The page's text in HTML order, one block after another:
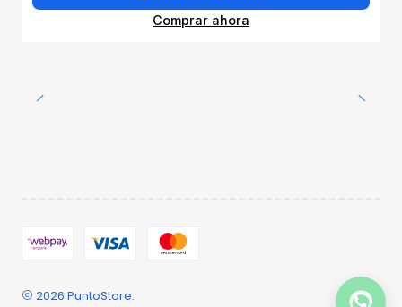
Comprar ahora
2026 PuntoStore.